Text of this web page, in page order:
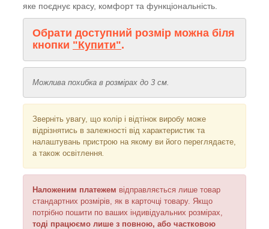
яке поєднує красу, комфорт та функціональність.
Обрати доступний розмір можна біля
кнопки "Купити".
Можлива похибка в розмірах до 3 см.
Зверніть увагу, що колір і відтінок виробу може
відрізнятись в залежності від характеристик та
налаштувань пристрою на якому ви його переглядаєте,
а також освітлення
Наложеним платежем відправляється лише товар
стандартних розмірів, як в карточці товару. Якщо
потрібно пошити по ваших індивідуальних розмірах,
тоді працюємо лише з повною, або частковою